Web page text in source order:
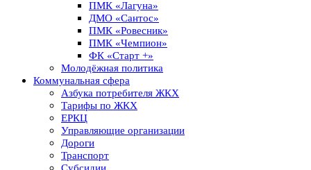
ПМК «Лагуна»
ДМО «Сантос»
ПМК «Ровесник»
ПМК «Чемпион»
ФК «Старт +»
Молодёжная политика
Коммунальная сфера
Азбука потребителя ЖКХ
Тарифы по ЖКХ
ЕРКЦ
Управляющие организации
Дороги
Транспорт